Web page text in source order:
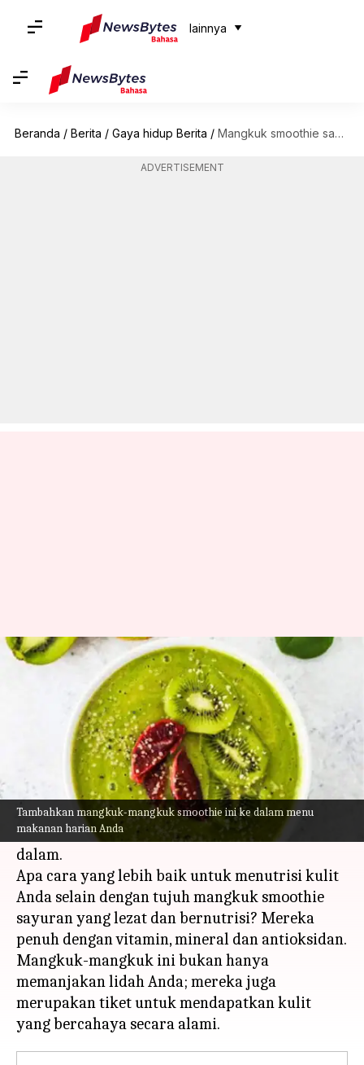
lainnya
Beranda / Berita / Gaya hidup Berita / Mangkuk smoothie sayuran untuk kulit bercahaya
ADVERTISEMENT
Tambahkan mangkuk-mangkuk smoothie ini ke dalam menu
makanan harian Anda
Mangkuk smoothie sayuran
untuk kulit bercahaya
Taufiq Al Jufri Apr 10, 2024 12:56 pm
Apa ceritanya
Selamat datang di dunia sayuran yang baik
untuk kulit Anda!
Kulit yang bercahaya benar-benar dimulai dari
dalam.
Apa cara yang lebih baik untuk menutrisi kulit
Anda selain dengan tujuh mangkuk smoothie
sayuran yang lezat dan bernutrisi? Mereka
penuh dengan vitamin, mineral dan antioksidan.
Mangkuk-mangkuk ini bukan hanya
memanjakan lidah Anda; mereka juga
merupakan tiket untuk mendapatkan kulit